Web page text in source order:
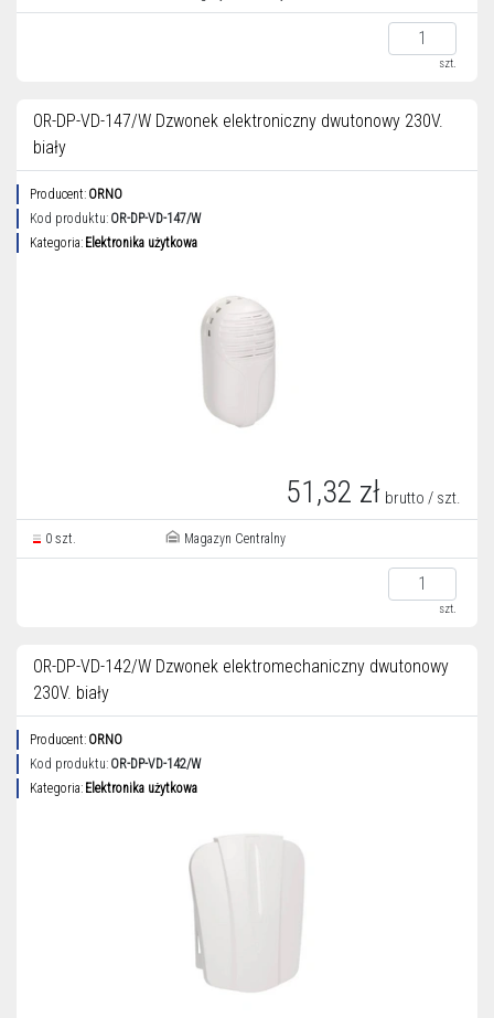
szt.
OR-DP-VD-147/W Dzwonek elektroniczny dwutonowy 230V.
biały
Producent: ORNO
Kod produktu: OR-DP-VD-147/W
Kategoria: Elektronika użytkowa
51,32 zł brutto / szt.
0 szt. Magazyn Centralny
szt.
OR-DP-VD-142/W Dzwonek elektromechaniczny dwutonowy
230V. biały
Producent: ORNO
Kod produktu: OR-DP-VD-142/W
Kategoria: Elektronika użytkowa